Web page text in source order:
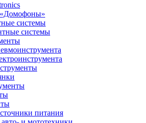
системы
системы
питания